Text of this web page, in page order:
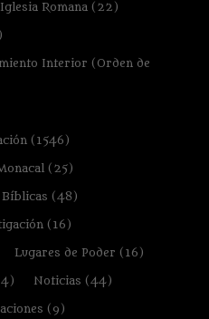
Romana(22)
Interior (Orden de
(1546)
(25)
(48)
(16)
Lugares de Poder (16)
Noticias (44)
(9)